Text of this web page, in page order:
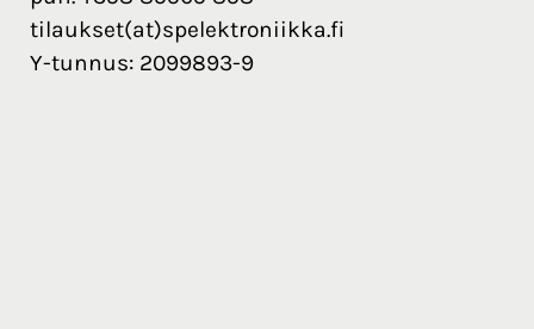
tilaukset(at)spelektroniikka.fi
Y-tunnus: 2099893-9